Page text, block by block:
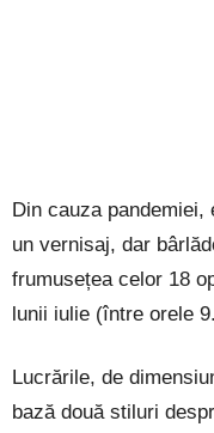
Din cauza
un vernisaj, dar
frumusețea celor 18
lunii iulie (între orele
Lucrările, de
bază două stiluri